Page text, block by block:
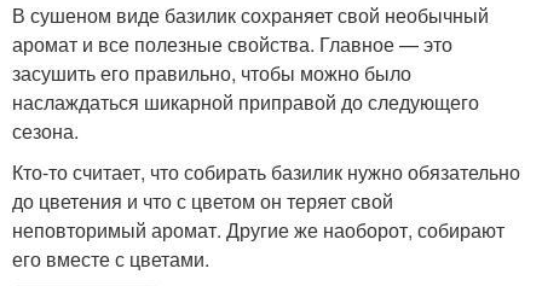
В сушеном виде базилик сохраняет свой необычный
аромат и все полезные свойства. Главное — это
засушить его правильно, чтобы можно было
наслаждаться шикарной приправой до следующего
сезона.
Кто-то считает, что собирать базилик нужно обязательно
до цветения и что с цветом он теряет свой
неповторимый аромат. Другие же наоборот, собирают
его вместе с цветами.